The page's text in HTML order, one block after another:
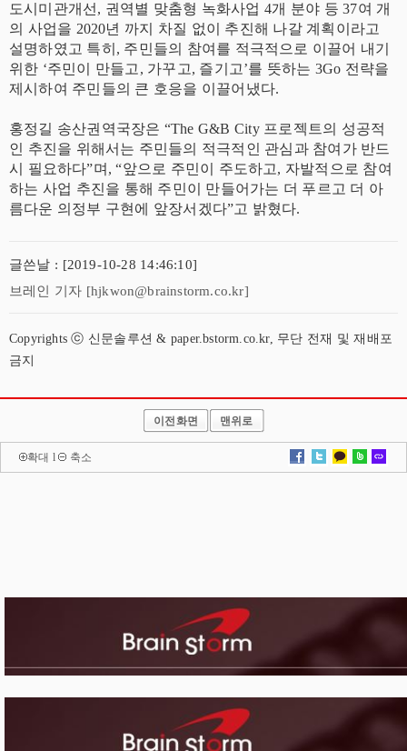
도시미관개선, 권역별 맞춤형 녹화사업 4개 분야 등 37여 개
의 사업을 2020년 까지 차질 없이 추진해 나갈 계획이라고
설명하였고 특히, 주민들의 참여를 적극적으로 이끌어 내기
위한 ‘주민이 만들고, 가꾸고, 즐기고’를 뜻하는 3Go 전략을
제시하여 주민들의 큰 호응을 이끌어냈다.
홍정길 송산권역국장은 “The G&B City 프로젝트의 성공적
인 추진을 위해서는 주민들의 적극적인 관심과 참여가 반드
시 필요하다”며, “앞으로 주민이 주도하고, 자발적으로 참여
하는 사업 추진을 통해 주민이 만들어가는 더 푸르고 더 아
름다운 의정부 구현에 앞장서겠다”고 밝혔다.
글쓴날 : [2019-10-28 14:46:10]
브레인 기자 [hjkwon@brainstorm.co.kr]
Copyrights ⓒ 신문솔루션 & paper.bstorm.co.kr, 무단 전재 및 재배포
금지
이전화면 맨위로
확대 l 축소